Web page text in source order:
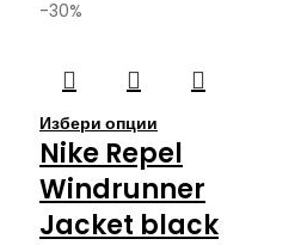
-30%
Избери опции
Nike Repel
Windrunner
Jacket black